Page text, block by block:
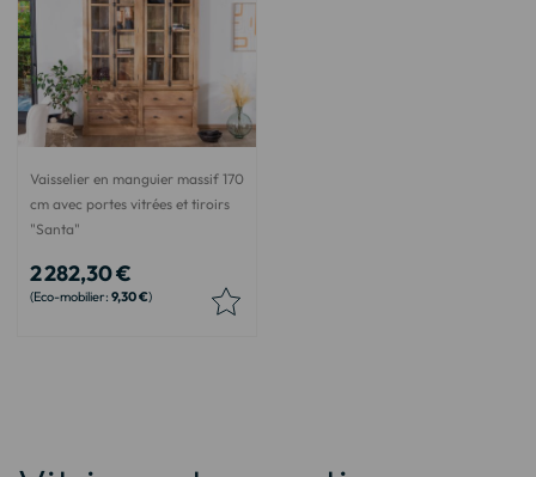
Vaisselier en manguier massif 170
cm avec portes vitrées et tiroirs
"Santa"
2 282,30 €
9,30 €